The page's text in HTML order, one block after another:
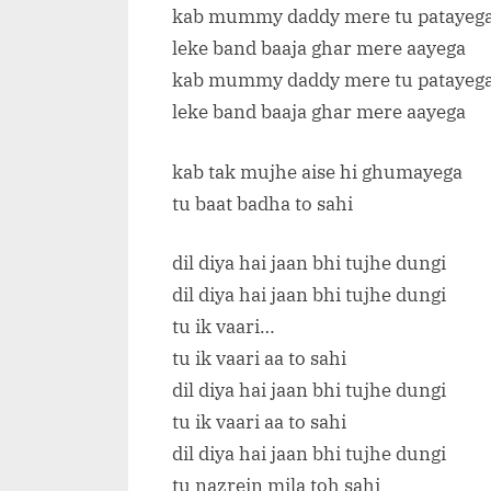
kab mummy daddy mere tu
leke band baaja ghar mere aayega
kab mummy daddy mere tu
leke band baaja ghar mere aayega
kab tak mujhe aise hi ghumayega
tu baat badha to sahi
dil diya hai jaan bhi tujhe dungi
dil diya hai jaan bhi tujhe dungi
tu ik vaari…
tu ik vaari aa to sahi
dil diya hai jaan bhi tujhe dungi
tu ik vaari aa to sahi
dil diya hai jaan bhi tujhe dungi
tu nazrein mila toh sahi